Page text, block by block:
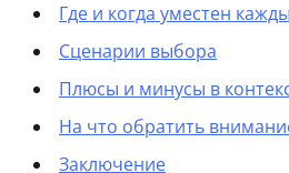
Где и когда уместен
Сценарии выбора
Плюсы и минусы в
На что обратить
Заключение